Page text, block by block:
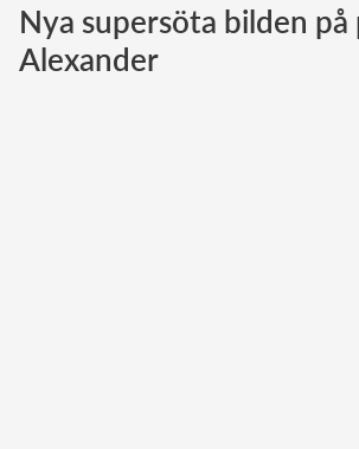
Brittiska kungahuset
Nya supersöta bilden på
Alexander